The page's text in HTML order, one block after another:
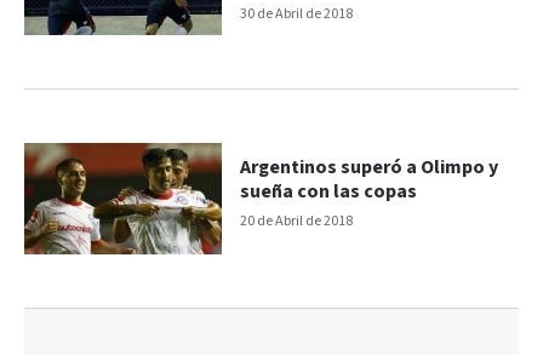
30 de Abril de 2018
20 de Abril de 2018
Argentinos superó a Olimpo y
sueña con las copas